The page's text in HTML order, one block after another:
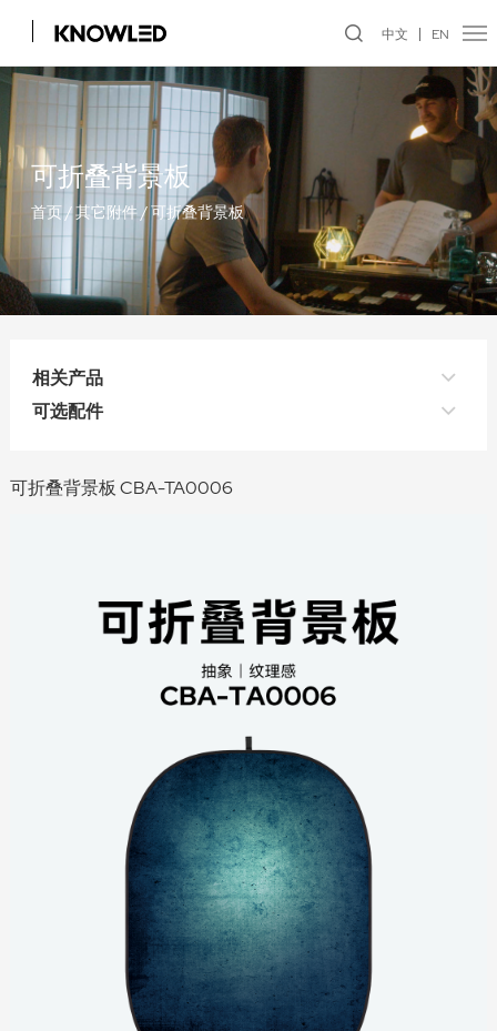
中文 EN
可折叠背景板
首页/其它附件 /可折叠背景板
相关产品
可选配件
可折叠背景板 CBA-TA0006